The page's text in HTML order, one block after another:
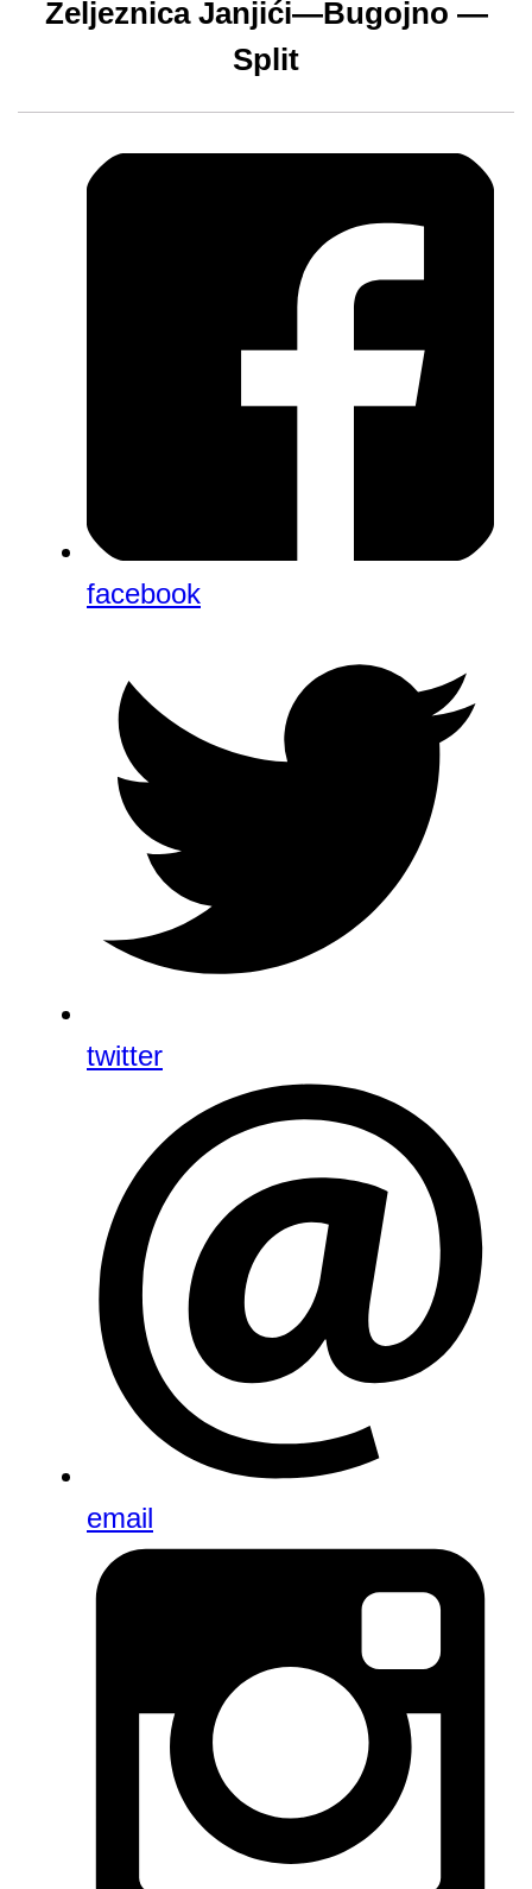
Željeznica Janjići—Bugojno —
Split
facebook
twitter
email